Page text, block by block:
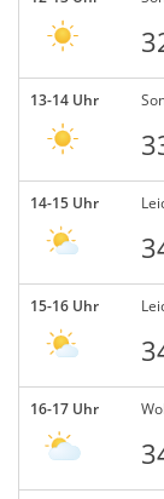
13-14 Uhr
14-15 Uhr
15-16 Uhr
16-17 Uhr